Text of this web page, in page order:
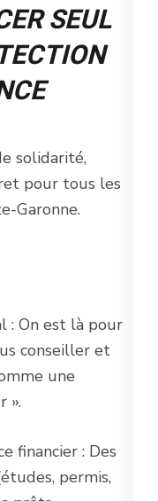
SEUL
solidarité,
pour tous les
Garonne.
: On est là pour
conseiller et
une
».
financier : Des
permis,